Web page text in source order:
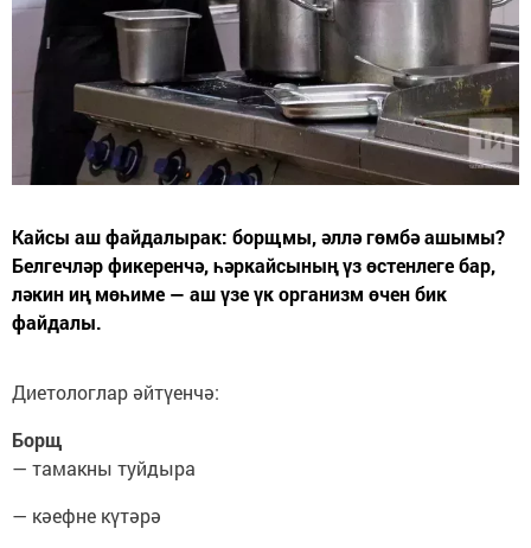
Кайсы аш файдалырак: борщмы, әллә гөмбә ашымы?
Белгечләр фикеренчә, һәркайсының үз өстенлеге бар,
ләкин иң мөһиме — аш үзе үк организм өчен бик
файдалы.
Диетологлар әйтүенчә:
Борщ
— тамакны туйдыра
— кәефне күтәрә